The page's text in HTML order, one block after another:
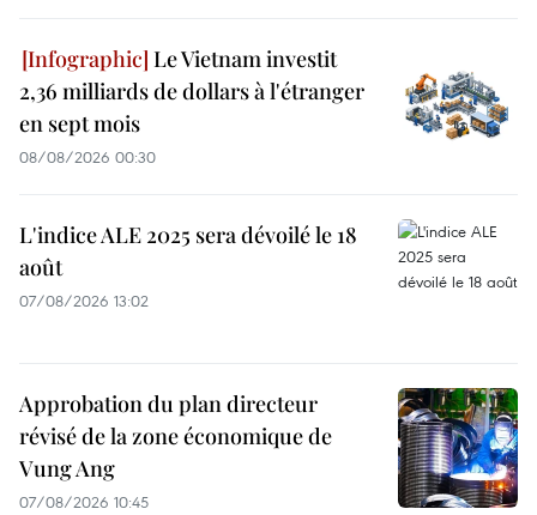
Le Vietnam investit
2,36 milliards de dollars à l'étranger
en sept mois
08/08/2026 00:30
L'indice ALE 2025 sera dévoilé le 18
août
07/08/2026 13:02
Approbation du plan directeur
révisé de la zone économique de
Vung Ang
07/08/2026 10:45